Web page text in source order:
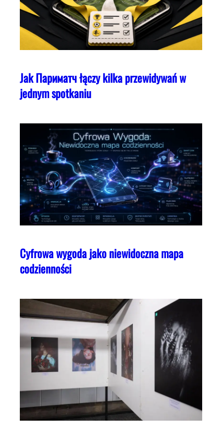
Jak Париматч łączy kilka przewidywań w
jednym spotkaniu
Cyfrowa wygoda jako niewidoczna mapa
codzienności